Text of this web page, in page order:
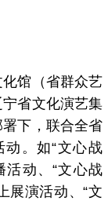
馆（省群众艺
省文化演艺集
下，联合全省
。如“文心战
动、“文心战
展演活动、“文